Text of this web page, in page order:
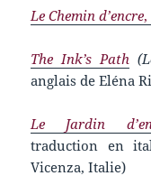
Le Chemin d’encre,
The Ink’s Path
anglais de Eléna
Le Jardin
traduction en
Vicenza, Italie)